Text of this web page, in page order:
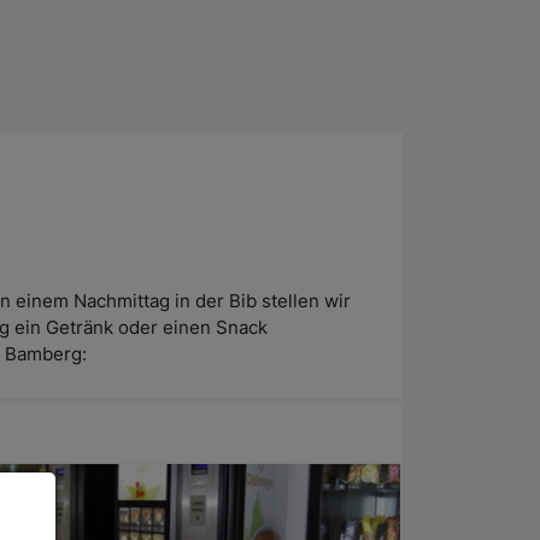
einem Nachmittag in der Bib stellen wir
ein Getränk oder einen Snack